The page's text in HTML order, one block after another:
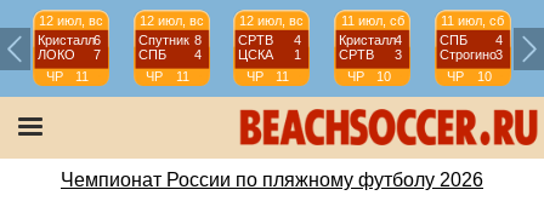
12 июл, вс
Кристалл6
ЛОКО
7
ЧР
11
тур
12 июл, вс
Спутник 8
СПБ
4
ЧР
11
тур
12 июл, вс
СРТВ
4
ЦСКА
1
ЧР
11
тур
11 июл, сб
Кристалл4
СРТВ
3
ЧР
10
тур
11 июл, сб
СПБ
4
Строгино3
ЧР
10
тур
Чемпионат России по пляжному футболу 2026